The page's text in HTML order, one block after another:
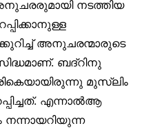
നടത്തിയ
അനുചരന്മാരുടെ
ബദ്റിനു
മുസ്‌ലിം
എന്നാല്‍ആ
നന്നായറിയുന്ന